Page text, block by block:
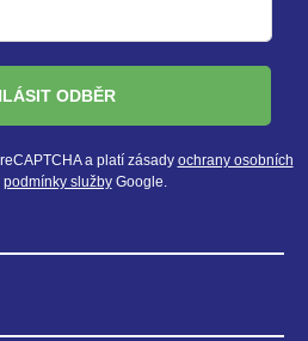
ODBĚR
a platí zásady ochrany osobních
podmínky službyGoogle.